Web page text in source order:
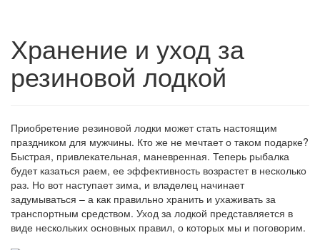
Хранение и уход за
резиновой лодкой
Приобретение резиновой лодки может стать настоящим
праздником для мужчины. Кто же не мечтает о таком подарке?
Быстрая, привлекательная, маневренная. Теперь рыбалка
будет казаться раем, ее эффективность возрастет в несколько
раз. Но вот наступает зима, и владелец начинает
задумываться – а как правильно хранить и ухаживать за
транспортным средством. Уход за лодкой представляется в
виде нескольких основных правил, о которых мы и поговорим.